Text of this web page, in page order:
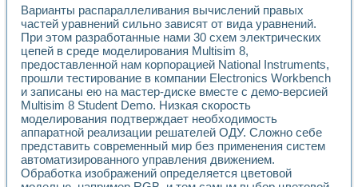
Оборудование для промышленной термотрансферной
Автоматизация реометрических исследований на базе
Применение измерителя иммитанса для исследова¬ния
Исследование электромагнитных переходных процессов
Стенд для исследования электрических переходных
Автоматизация контроля сварных швов на базе
Измерительный контроль с применением
Моделирование надежности и эффективности систем
Лабораторные практикумы и учебные стенды
Автоматизация лабораторного стенда по измерению
Автоматизированные лабораторные комплексы для
Виртуальный прибор для исследования нелинейных
Варианты распараллеливания вычислений правых
частей уравнений сильно зависят от вида уравнений.
При этом разработанные нами 30 схем электрических
цепей в среде моделирования Multisim 8,
предоставленной нам корпорацией National Instruments,
прошли тестирование в компании Electronics Workbench
и записаны ею на мастер-диске вместе с демо-версией
Multisim 8 Student Demo. Низкая скорость
моделирования подтверждает необходимость
аппаратной реализации решателей ОДУ. Сложно себе
представить современный мир без применения систем
автоматизированного управления движением.
Обработка изображений определяется цветовой